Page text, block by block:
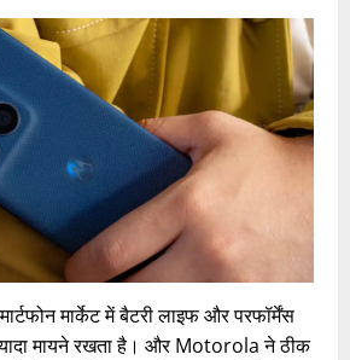
मार्केट में बैटरी लाइफ और परफॉर्मेंस
मायने रखता है। और Motorola ने ठीक